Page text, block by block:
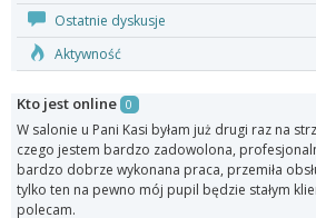
Ostatnie dyskusje
Aktywność
Kto jest online 0
W salonie u Pani Kasi byłam już drugi raz na
czego jestem bardzo zadowolona,
bardzo dobrze wykonana praca, przemiła
tylko ten na pewno mój pupil będzie stałym
polecam.